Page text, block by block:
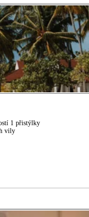
1 přistýlky
vily